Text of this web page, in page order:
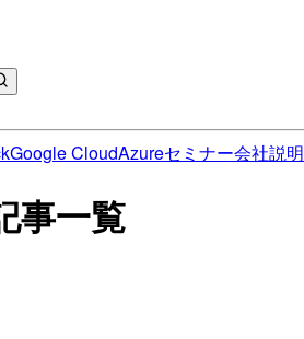
Google CloudAzureセミナー会社説
事一覧